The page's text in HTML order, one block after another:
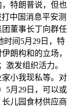
特朗普说，但也
中国消息平安测
董事长丁向群任
时间5月29日，特
朗构和的立场，
激发组织活力。
家小我现私等。对
5月29日，可以或
儿园食材供应商